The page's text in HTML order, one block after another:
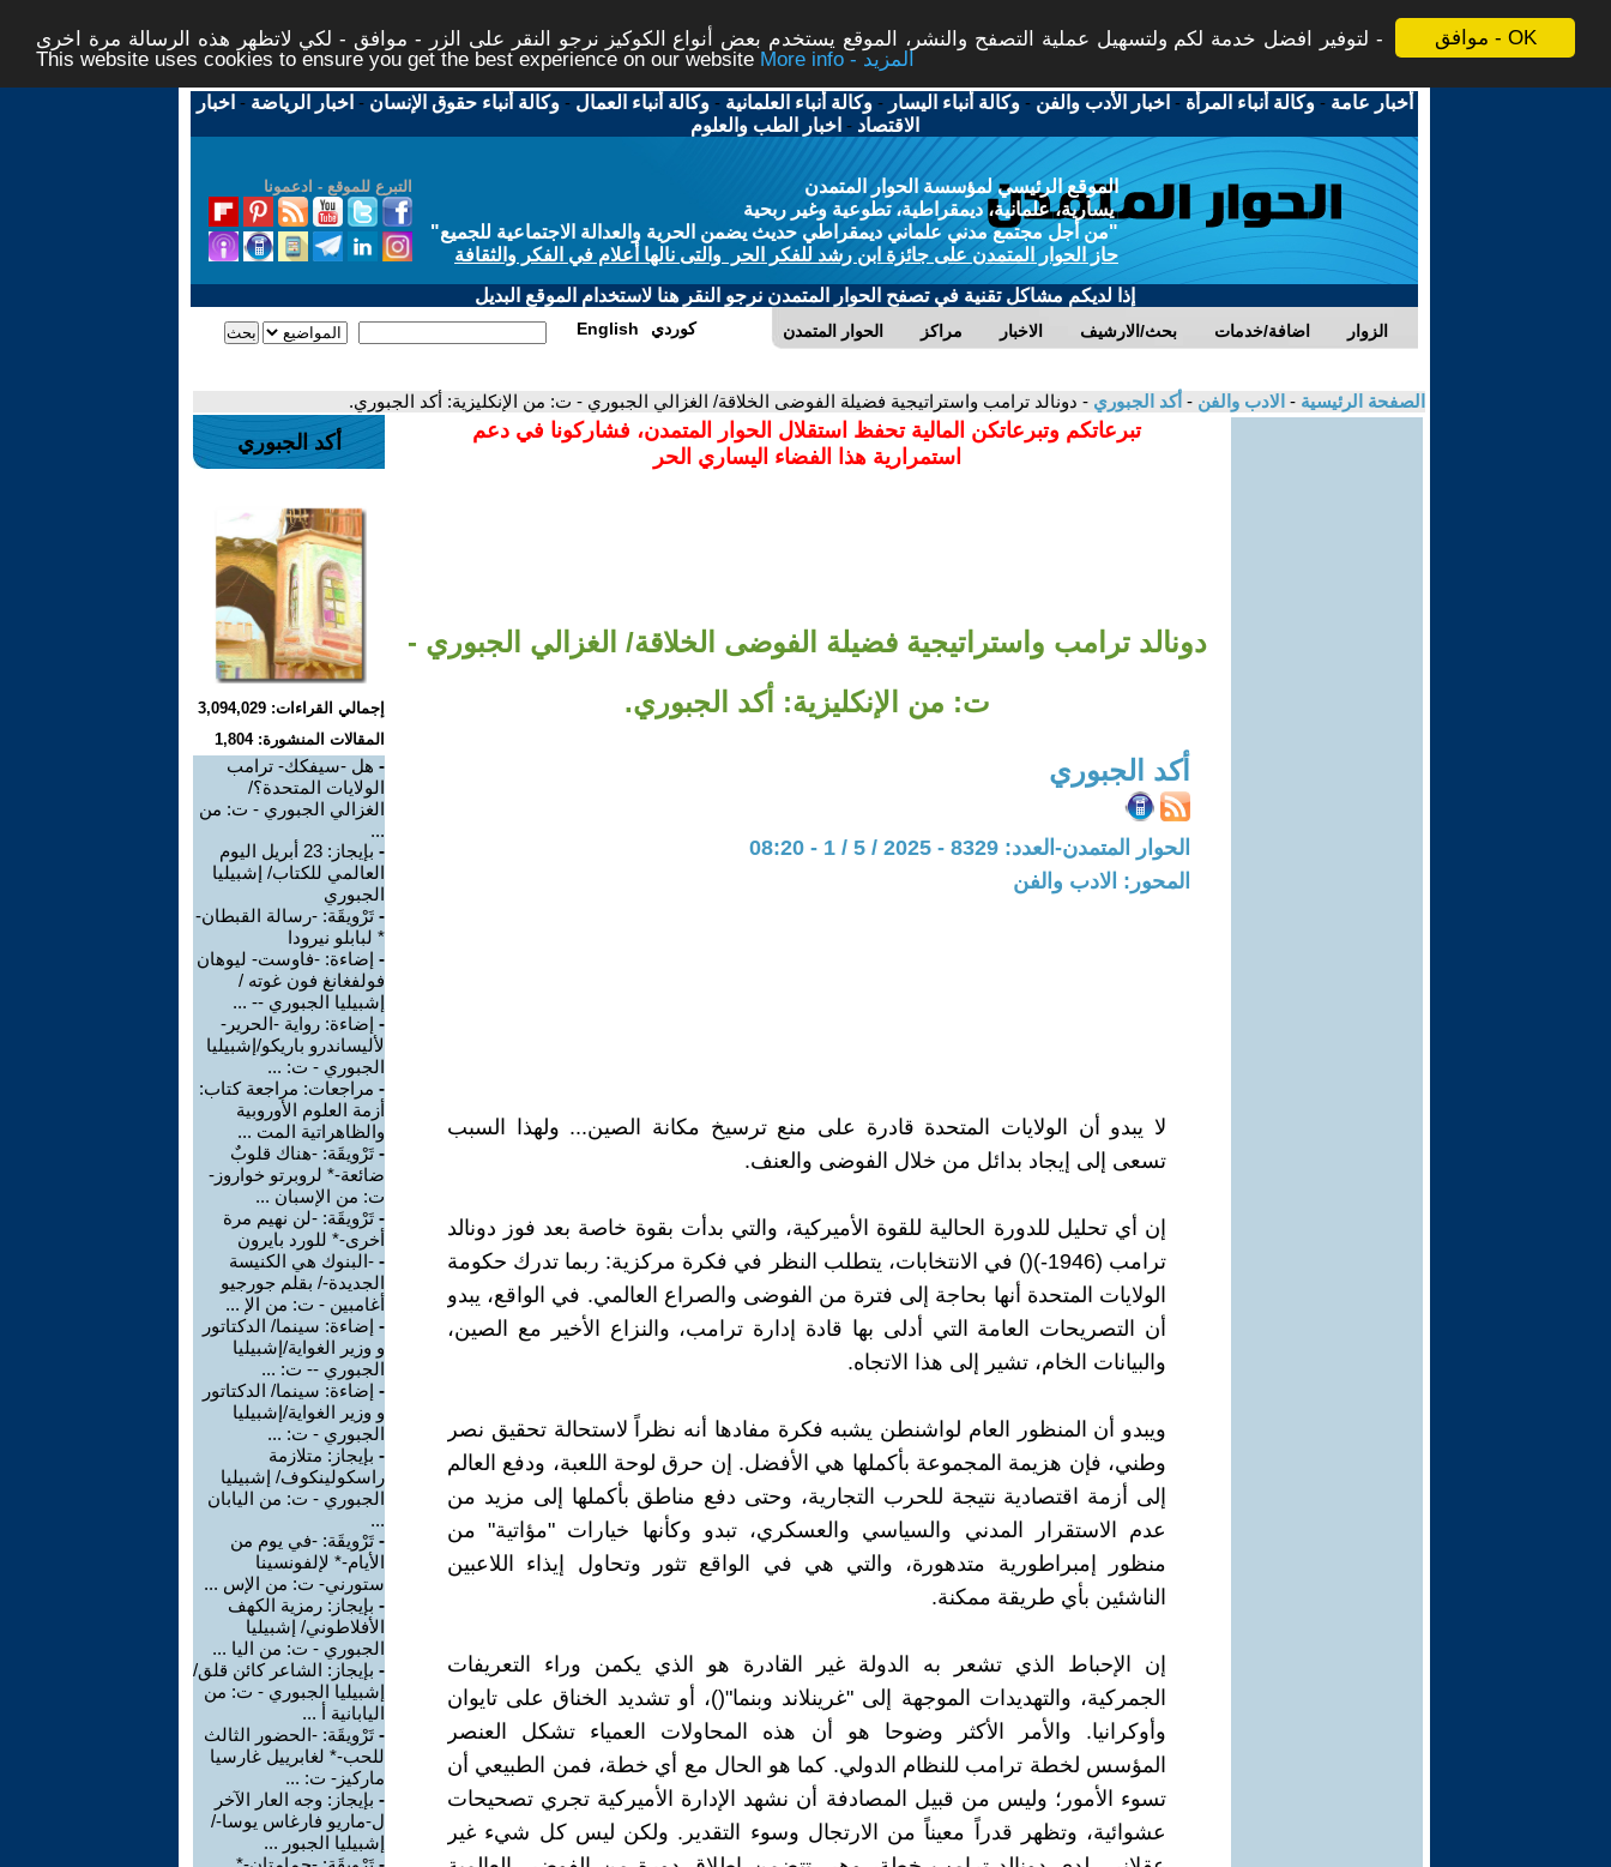
موافق - OK
لتوفير افضل خدمة لكم ولتسهيل عملية التصفح والنشر، الموقع يستخدم بعض أنواع الكوكيز نرجو النقر على الزر - موافق - لكي لاتظهر هذه الرسالة مرة اخرى -
This website uses cookies to ensure you get the best experience on our website
More info - المزيد
أخبار عامة -وكالة أنباء المرأة - اخبار الأدب والفن -وكالة أنباء اليسار -وكالة أنباء العلمانية -وكالة أنباء العمال -وكالة أنباء حقوق الإنسان - اخبار الرياضة - اخبار
الاقتصاد - اخبار الطب والعلوم
التبرع للموقع - ادعمونا
الموقع الرئيسي لمؤسسة الحوار المتمدن
يسارية، علمانية، ديمقراطية، تطوعية وغير ربحية
"من أجل مجتمع مدني علماني ديمقراطي حديث يضمن الحرية والعدالة الاجتماعية للجميع"
حاز الحوار المتمدن على جائزة ابن رشد للفكر الحر والتى نالها أعلام في الفكر والثقافة
إذا لديكم مشاكل تقنية في تصفح الحوار المتمدن نرجو النقر هنا لاستخدام الموقع البديل
الحوار المتمدن مراكز الاخبار بحث/الارشيف اضافة/خدمات الزوار English كوردي
الصفحة الرئيسية - الادب والفن - أكد الجبوري - دونالد ترامب واستراتيجية فضيلة الفوضى الخلاقة/ الغزالي الجبوري - ت: من الإنكليزية: أكد الجبوري.
تبرعاتكم وتبرعاتكن المالية تحفظ استقلال الحوار المتمدن، فشاركونا في دعم
استمرارية هذا الفضاء اليساري الحر
دونالد ترامب واستراتيجية فضيلة الفوضى الخلاقة/ الغزالي الجبوري -
ت: من الإنكليزية: أكد الجبوري.
أكد الجبوري
الحوار المتمدن-العدد: 8329 - 2025 / 5 / 1 - 08:20
المحور: الادب والفن
لا يبدو أن الولايات المتحدة قادرة على منع ترسيخ مكانة الصين... ولهذا السبب
تسعى إلى إيجاد بدائل من خلال الفوضى والعنف.
إن أي تحليل للدورة الحالية للقوة الأميركية، والتي بدأت بقوة خاصة بعد فوز دونالد
ترامب (1946-)() في الانتخابات، يتطلب النظر في فكرة مركزية: ربما تدرك حكومة
الولايات المتحدة أنها بحاجة إلى فترة من الفوضى والصراع العالمي. في الواقع، يبدو
أن التصريحات العامة التي أدلى بها قادة إدارة ترامب، والنزاع الأخير مع الصين،
والبيانات الخام، تشير إلى هذا الاتجاه.
ويبدو أن المنظور العام لواشنطن يشبه فكرة مفادها أنه نظراً لاستحالة تحقيق نصر
وطني، فإن هزيمة المجموعة بأكملها هي الأفضل. إن حرق لوحة اللعبة، ودفع العالم
إلى أزمة اقتصادية نتيجة للحرب التجارية، وحتى دفع مناطق بأكملها إلى مزيد من
عدم الاستقرار المدني والسياسي والعسكري، تبدو وكأنها خيارات "مؤاتية" من
منظور إمبراطورية متدهورة، والتي هي في الواقع تثور وتحاول إيذاء اللاعبين
الناشئين بأي طريقة ممكنة.
إن الإحباط الذي تشعر به الدولة غير القادرة هو الذي يكمن وراء التعريفات
الجمركية، والتهديدات الموجهة إلى "غرينلاند وبنما"()، أو تشديد الخناق على تايوان
وأوكرانيا. والأمر الأكثر وضوحا هو أن هذه المحاولات العمياء تشكل العنصر
المؤسس لخطة ترامب للنظام الدولي. كما هو الحال مع أي خطة، فمن الطبيعي أن
تسوء الأمور؛ وليس من قبيل المصادفة أن نشهد الإدارة الأميركية تجري تصحيحات
عشوائية، وتظهر قدراً معيناً من الارتجال وسوء التقدير. ولكن ليس كل شيء غير
أكد الجبوري
إجمالي القراءات: 3,094,029
المقالات المنشورة: 1,804
- هل -سيفكك- ترامب
الولايات المتحدة؟/
الغزالي الجبوري - ت: من
...
-
بإيجاز: 23 أبريل اليوم
العالمي للكتاب/ إشبيليا
الجبوري
- تَرْويقَة: -رسالة القبطان-
* لبابلو نيرودا
- إضاءة: -فاوست- ليوهان
فولفغانغ فون غوته /
إشبيليا الجبوري -- ...
- إضاءة: رواية -الحرير-
لأليساندرو باريكو/إشبيليا
الجبوري - ت: ...
- مراجعات: مراجعة كتاب:
أزمة العلوم الأوروبية
والظاهراتية المت ...
- تَرْويقَة: -هناك قلوبٌ
ضائعة-* لروبرتو خواروز-
ت: من الإسبان ...
- تَرْويقَة: -لن نهيم مرة
أخرى-* للورد بايرون
- -البنوك هي الكنيسة
الجديدة-/ بقلم جورجيو
أغامبين - ت: من الإ ...
- إضاءة: سينما/ الدكتاتور
و وزير الغواية/إشبيليا
الجبوري -- ت: ...
- إضاءة: سينما/ الدكتاتور
و وزير الغواية/إشبيليا
الجبوري - ت: ...
- بإيجاز: متلازمة
راسكولينكوف/ إشبيليا
الجبوري - ت: من اليابان
...
- تَرْويقَة: -في يوم من
الأيام-* لإلفونسينا
ستورني- ت: من الإس ...
- بإيجاز: رمزية الكهف
الأفلاطوني/ إشبيليا
الجبوري - ت: من اليا ...
- بإيجاز: الشاعر كائن قلق/
إشبيليا الجبوري - ت: من
اليابانية أ ...
- تَرْويقَة: -الحضور الثالث
للحب-* لغابرييل غارسيا
ماركيز- ت: ...
- بإيجاز: وجه العار الآخر
ل-ماريو فارغاس يوسا-/
إشبيليا الجبور ...